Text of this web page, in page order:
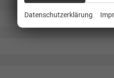
Datenschutzerklärung